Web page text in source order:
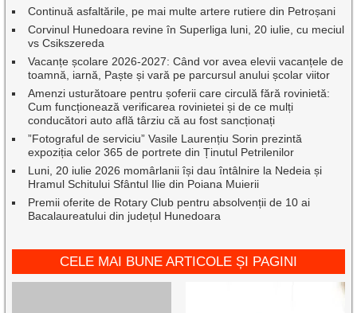
Continuă asfaltările, pe mai multe artere rutiere din Petroșani
Corvinul Hunedoara revine în Superliga luni, 20 iulie, cu meciul
vs Csikszereda
Vacanțe școlare 2026-2027: Când vor avea elevii vacanțele de
toamnă, iarnă, Paște și vară pe parcursul anului școlar viitor
Amenzi usturătoare pentru șoferii care circulă fără rovinietă:
Cum funcționează verificarea rovinietei și de ce mulți
conducători auto află târziu că au fost sancționați
”Fotograful de serviciu” Vasile Laurențiu Sorin prezintă
expoziția celor 365 de portrete din Ținutul Petrilenilor
Luni, 20 iulie 2026 momârlanii își dau întâlnire la Nedeia și
Hramul Schitului Sfântul Ilie din Poiana Muierii
Premii oferite de Rotary Club pentru absolvenții de 10 ai
Bacalaureatului din județul Hunedoara
CELE MAI BUNE ARTICOLE ȘI PAGINI